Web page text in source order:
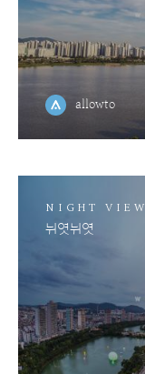
allowto
NIGHT VIEW
뉘엿뉘엿